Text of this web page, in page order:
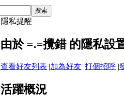
搜索
隱私提醒
由於 =.=攪錯 的隱私設
查看好友列表 |加為好友 |打個招呼 |
活躍概況